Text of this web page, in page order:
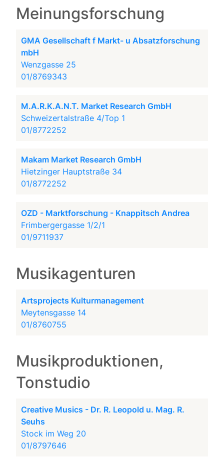
Meinungsforschung
GMA Gesellschaft f Markt- u Absatzforschung
mbH
Wenzgasse 25
01/8769343
M.A.R.K.A.N.T. Market Research GmbH
Schweizertalstraße 4/Top 1
01/8772252
Makam Market Research GmbH
Hietzinger Hauptstraße 34
01/8772252
OZD - Marktforschung - Knappitsch Andrea
Frimbergergasse 1/2/1
01/9711937
Musikagenturen
Artsprojects Kulturmanagement
Meytensgasse 14
01/8760755
Musikproduktionen,
Tonstudio
Creative Musics - Dr. R. Leopold u. Mag. R.
Seuhs
Stock im Weg 20
01/8797646